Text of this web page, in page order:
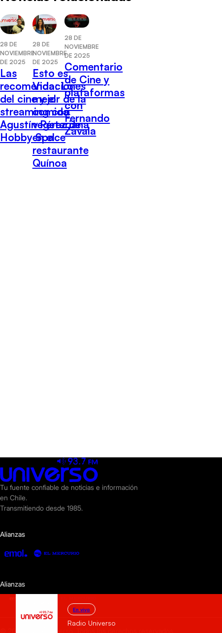
28 DE
NOVIEMBRE
DE 2025
Las
recomendaciones
del cine y el
streaming con
Agustín Pérez de
Hobby Space
28 DE
NOVIEMBRE
DE 2025
Esto es
Vida: Lo
mejor de la
comida
vegetariana
en el
restaurante
Quínoa
28 DE
NOVIEMBRE
DE 2025
Comentario
de Cine y
plataformas
con
Fernando
Zavala
En vivo
Radio Universo
Tu fuente confiable de noticias e información
en Chile.
Transmitiendo desde 1985.
Alianzas
Alianzas